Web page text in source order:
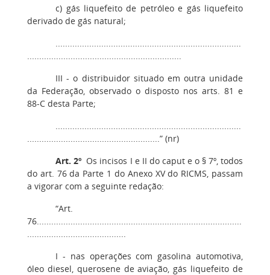
c) gás liquefeito de petróleo e gás liquefeito
derivado de gás natural;
.............................................................................
................................................................
III - o distribuidor situado em outra unidade
da Federação, observado o disposto nos arts. 81 e
88-C desta Parte;
.............................................................................
.......................................................” (nr)
Art. 2º Os incisos I e II do caput e o § 7º, todos
do art. 76 da Parte 1 do Anexo XV do RICMS, passam
a vigorar com a seguinte redação:
“Art.
76.....................................................................................
.........................................
I - nas operações com gasolina automotiva,
óleo diesel, querosene de aviação, gás liquefeito de